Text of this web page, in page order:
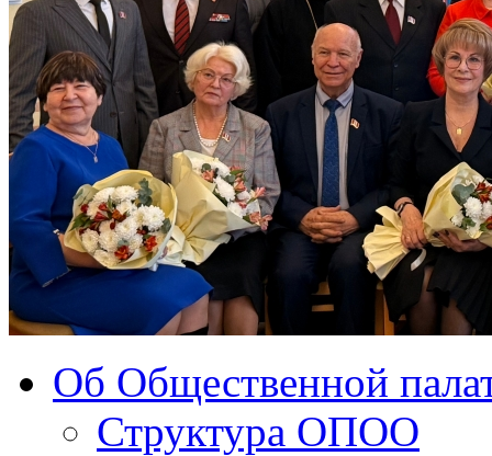
Об Общественной
Структура ОПОО